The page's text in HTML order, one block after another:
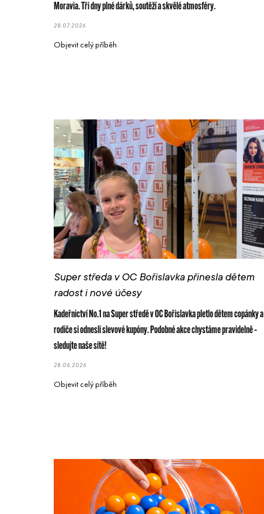
Moravia. Tři dny plné dárků, soutěží a skvělé atmosféry.
28.07.2026
Objevit celý příběh
Super středa v OC Bořislavka přinesla dětem
radost i nové účesy
Kadeřnictví No.1 na Super středě v OC Bořislavka pletlo dětem copánky a
rodiče si odnesli slevové kupóny. Podobné akce chystáme pravidelně –
sledujte naše sítě!
28.06.2026
Objevit celý příběh